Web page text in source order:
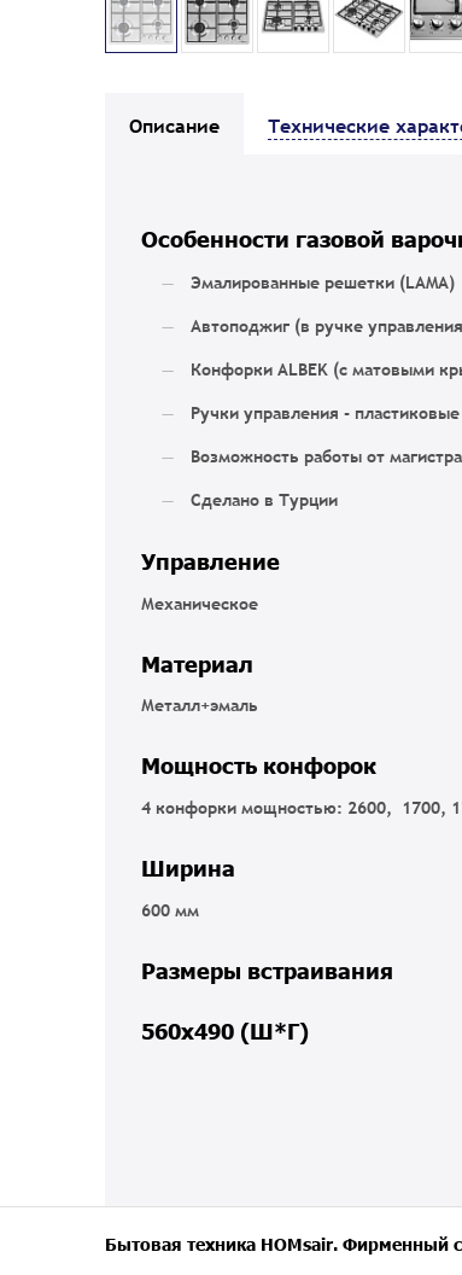
Описание Технические
Особенности газовой
Эмалированные решетки (LAMA)
Автоподжиг (в ручке
Конфорки ALBEK (с матовыми
Ручки управления -
Возможность работы от
Сделано в Турции
Управление
Механическое
Материал
Металл+эмаль
Мощность конфорок
4 конфорки мощностью: 2600, 1700,
Ширина
600 мм
Размеры встраивания
560х490 (Ш*Г)
Бытовая техника HOMsair. Фирменный